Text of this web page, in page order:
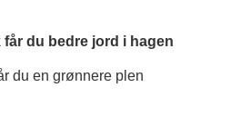
du bedre jord i hagen